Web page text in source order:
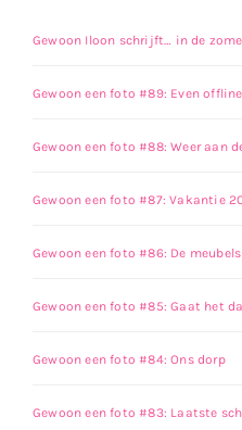
Gewoon Iloon schrijft… in de
Gewoon een foto #89: Even
Gewoon een foto #88: Weer aan
Gewoon een foto #87: Vakantie
Gewoon een foto #86: De
Gewoon een foto #85: Gaat het
Gewoon een foto #84: Ons dorp
Gewoon een foto #83: Laatste